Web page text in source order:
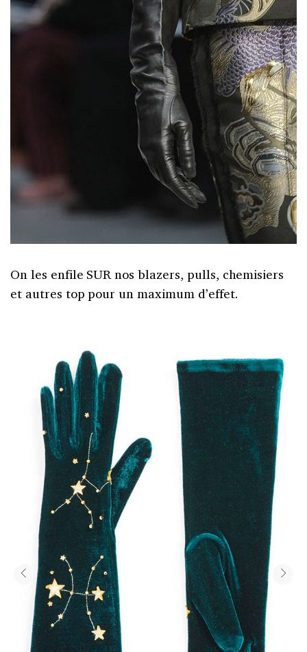
On les enfile SUR nos blazers, pulls, chemisiers
et autres top pour un maximum d’effet.